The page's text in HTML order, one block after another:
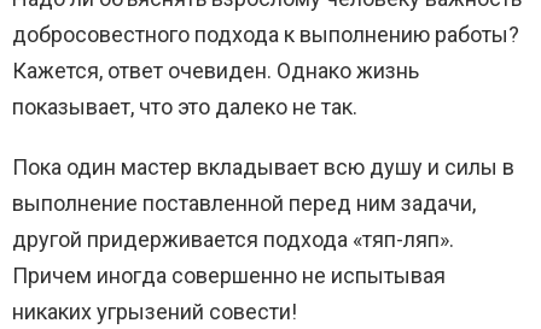
добросовестного подхода к выполнению работы?
Кажется, ответ очевиден. Однако жизнь
показывает, что это далеко не так.
Пока один мастер вкладывает всю душу и силы в
выполнение поставленной перед ним задачи,
другой придерживается подхода «тяп-ляп».
Причем иногда совершенно не испытывая
никаких угрызений совести!